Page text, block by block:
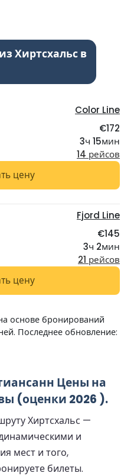
Хиртсхальс в
Color Line
€172
3ч 15мин
14 рейсов
цену
Fjord Line
€145
3ч 2мин
21 рейсов
цену
основе бронирований
Последнее обновление:
Цены на
(оценки 2026 ).
Хиртсхальс —
и
мест и того,
билеты.